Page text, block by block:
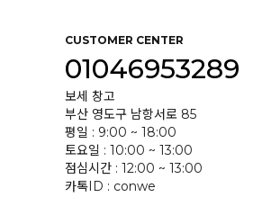
CUSTOMER CENTER
01046953289
보세 창고
부산 영도구 남항서로 85
평일 : 9:00 ~ 18:00
토요일 : 10:00 ~ 13:00
점심시간 : 12:00 ~ 13:00
카톡ID : conwe